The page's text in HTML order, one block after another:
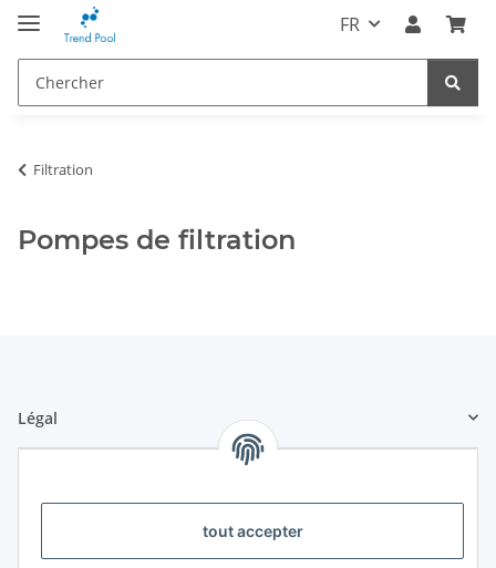
tout accepter
FR
Filtration
Pompes de filtration
Légal